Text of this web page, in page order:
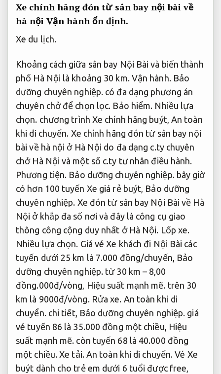
Xe chính hãng đón từ sân bay nội bài về
hà nội Vận hành ổn định.
Xe du lịch.
Khoảng cách giữa sân bay Nội Bài và biến thành
phố Hà Nội là khoảng 30 km. Vận hành. Bảo
dưỡng chuyên nghiệp. có đa dạng phương án
chuyên chở để chọn lọc. Bảo hiểm. Nhiều lựa
chọn. chương trình Xe chính hãng buýt, An toàn
khi di chuyển. Xe chính hãng đón từ sân bay nội
bài về hà nội ở Hà Nội do đa dạng c.ty chuyên
chở Hà Nội và một số c.ty tư nhân điều hành.
Phương tiện. Bảo dưỡng chuyên nghiệp.bây giờ
có hơn 100 tuyến Xe giá rẻ buýt, Bảo dưỡng
chuyên nghiệp. Xe đón từ sân bay Nội Bài về Hà
Nội ở khắp đa số nơi và đây là công cụ giao
thông công cộng duy nhất ở Hà Nội. Lốp xe.
Nhiều lựa chọn. Giá vé Xe khách đi Nội Bài các
tuyến dưới 25 km là 7.000 đồng/chuyến, Bảo
dưỡng chuyên nghiệp. từ 30 km – 8,00
đồng.000đ/vòng, Hiệu suất mạnh mẽ. trên 30
km là 9000đ/vòng. Rửa xe. An toàn khi di
chuyển.chi tiết, Bảo dưỡng chuyên nghiệp. giá
vé tuyến 86 là 35.000 đồng một chiều, Hiệu
suất mạnh mẽ. còn tuyến 68 là 40.000 đồng
một chiều.Xe tải. An toàn khi di chuyển. Vé Xe
buýt dành cho trẻ em dưới 6 tuổi được free,